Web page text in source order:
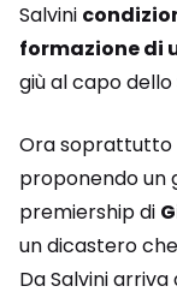
Salvini
formazione di
giù al capo dello
Ora soprattutto
proponendo un
premiership di
un dicastero
Da Salvini